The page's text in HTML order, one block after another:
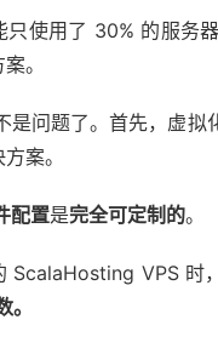
只使用了 30% 的服务
。
是问题了。首先，虚
案。
配置是完全可定制的。
ScalaHosting VPS 时
。